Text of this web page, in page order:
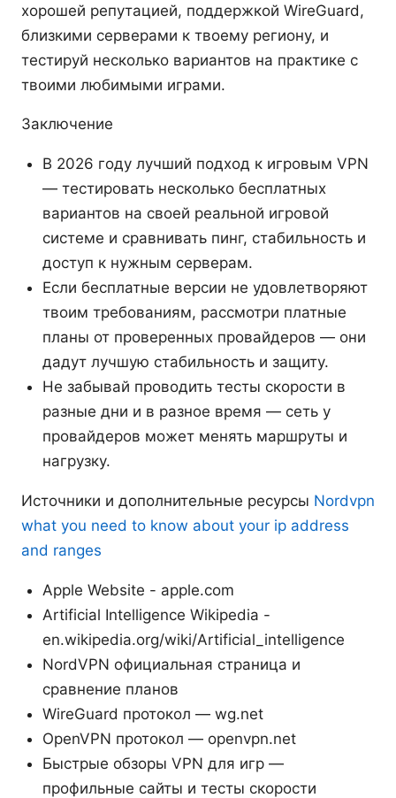
хорошей репутацией, поддержкой WireGuard,
близкими серверами к твоему региону, и
тестируй несколько вариантов на практике с
твоими любимыми играми.
Заключение
В 2026 году лучший подход к игровым VPN
— тестировать несколько бесплатных
вариантов на своей реальной игровой
системе и сравнивать пинг, стабильность и
доступ к нужным серверам.
Если бесплатные версии не удовлетворяют
твоим требованиям, рассмотри платные
планы от проверенных провайдеров — они
дадут лучшую стабильность и защиту.
Не забывай проводить тесты скорости в
разные дни и в разное время — сеть у
провайдеров может менять маршруты и
нагрузку.
Источники и дополнительные ресурсы Nordvpn
what you need to know about your ip address
and ranges
Apple Website - apple.com
Artificial Intelligence Wikipedia -
en.wikipedia.org/wiki/Artificial_intelligence
NordVPN официальная страница и
сравнение планов
WireGuard протокол — wg.net
OpenVPN протокол — openvpn.net
Быстрые обзоры VPN для игр —
профильные сайты и тесты скорости